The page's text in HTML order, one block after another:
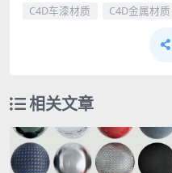
C4D车漆材质
C4D金属材质
相关文章